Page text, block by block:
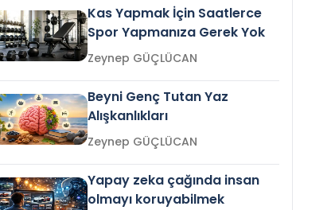
Kas Yapmak İçin Saatlerce
Spor Yapmanıza Gerek Yok
Zeynep GÜÇLÜCAN
Beyni Genç Tutan Yaz
Alışkanlıkları
Zeynep GÜÇLÜCAN
Yapay zeka çağında insan
olmayı koruyabilmek